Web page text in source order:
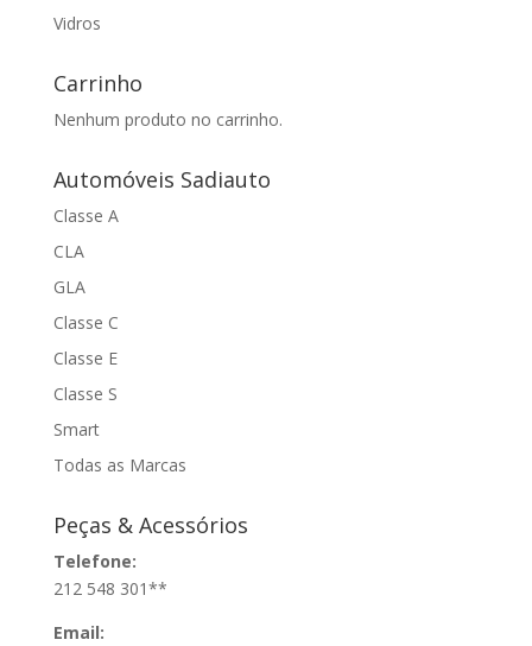
Vidros
Carrinho
Nenhum produto no carrinho.
Automóveis Sadiauto
Classe A
CLA
GLA
Classe C
Classe E
Classe S
Smart
Todas as Marcas
Peças & Acessórios
Telefone:
212 548 301**
Email: